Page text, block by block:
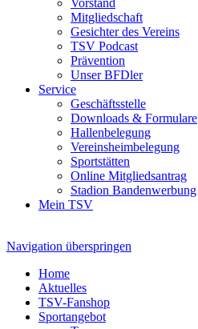
Vorstand
Mitgliedschaft
Gesichter des Vereins
TSV Podcast
Prävention
Unser BFDler
Service
Geschäftsstelle
Downloads & Formulare
Hallenbelegung
Vereinsheimbelegung
Sportstätten
Online Mitgliedsantrag
Stadion Bandenwerbung
Mein TSV
Navigation überspringen
Home
Aktuelles
TSV-Fanshop
Sportangebot